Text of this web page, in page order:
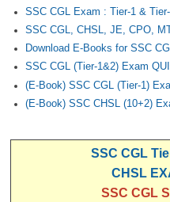
SSC CGL Exam : Tier-1 &
SSC CGL, CHSL, JE, CPO,
Download E-Books for SSC
SSC CGL (Tier-1&2) Exam
(E-Book) SSC CGL (Tier-1)
(E-Book) SSC CHSL (10+2)
SSC CGL
CHSL
SSC CGL